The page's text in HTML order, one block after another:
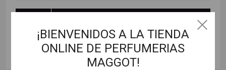
¡BIENVENIDOS A LA TIENDA
ONLINE DE PERFUMERIAS
MAGGOT!